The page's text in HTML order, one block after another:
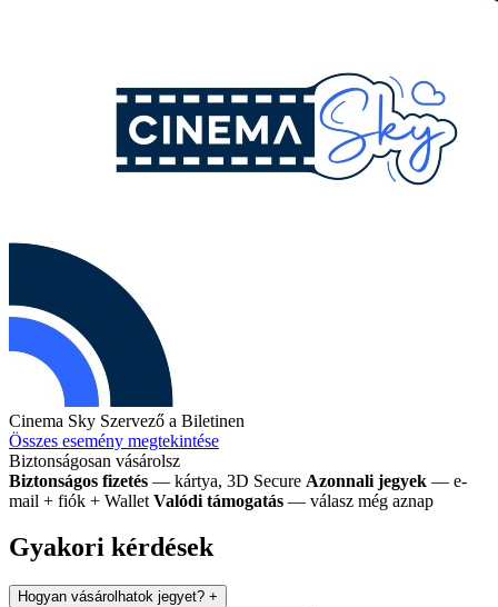
Cinema Sky Szervező a Biletinen
Összes esemény megtekintése
Biztonságosan vásárolsz
Biztonságos fizetés — kártya, 3D Secure Azonnali jegyek — e-
mail + fiók + Wallet Valódi támogatás — válasz még aznap
Gyakori kérdések
Hogyan vásárolhatok jegyet? +